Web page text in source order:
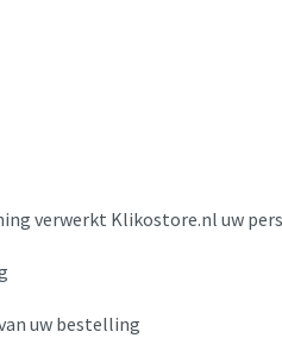
verwerkt Klikostore.nl uw
uw bestelling